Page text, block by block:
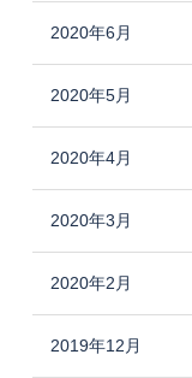
2020年6月
2020年5月
2020年4月
2020年3月
2020年2月
2019年12月